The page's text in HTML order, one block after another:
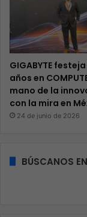
GIGABYTE
años en
mano de la
con la mira en
24 de junio de 2026
BÚSCANOS